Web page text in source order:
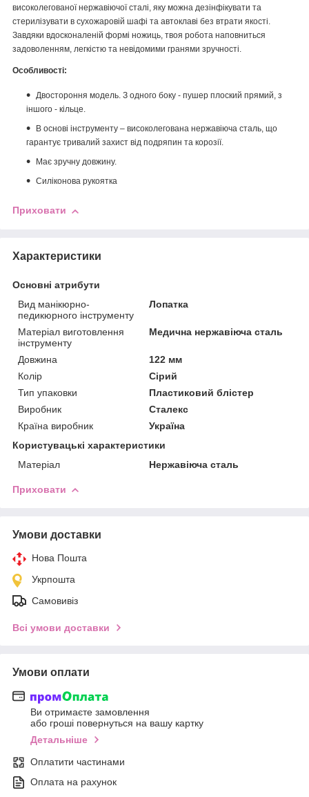
високолегованої нержавіючої сталі, яку можна дезінфікувати та
стерилізувати в сухожаровій шафі та автоклаві без втрати якості.
Завдяки вдосконаленій формі ножиць, твоя робота наповниться
задоволенням, легкістю та невідомими гранями зручності.
Особливості:
Двостороння модель. З одного боку - пушер плоский прямий, з
іншого - кільце.
В основі інструменту – високолегована нержавіюча сталь, що
гарантує тривалий захист від подряпин та корозії.
Має зручну довжину.
Силіконова рукоятка
Приховати
Характеристики
Основні атрибути
Вид манікюрно-
педикюрного інструменту
Лопатка
Матеріал виготовлення
інструменту
Медична нержавіюча сталь
Довжина
122 мм
Колір
Сірий
Тип упаковки
Пластиковий блістер
Виробник
Сталекс
Країна виробник
Україна
Користувацькi характеристики
Матеріал
Нержавіюча сталь
Приховати
Умови доставки
Нова Пошта
Укрпошта
Самовивіз
Всі умови доставки
Умови оплати
Ви отримаєте замовлення
або гроші повернуться на вашу картку
Детальніше
Оплатити частинами
Оплата на рахунок